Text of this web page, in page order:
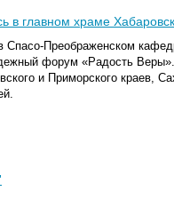
в главном храме
Спасо-Преображенском
форум «Радость
и Приморского краев,